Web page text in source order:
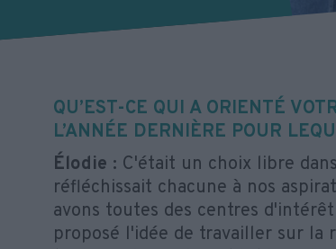
QU’EST-CE QUI A ORIENTÉ
L’ANNÉE DERNIÈRE POUR
Élodie : C'était un choix libre
réfléchissait chacune à nos
avons toutes des centres
proposé l'idée de travailler sur la